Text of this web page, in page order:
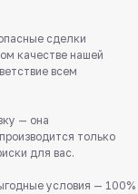
сделки
качестве нашей
всем
— она
только
для вас.
условия — 100%